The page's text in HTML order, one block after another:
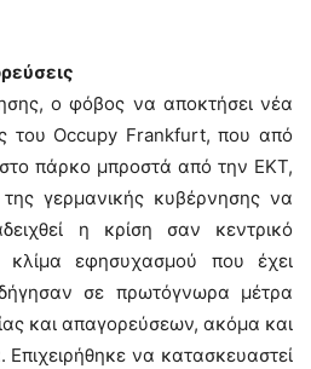
ο φόβος να αποκτήσει νέα
του Occupy Frankfurt, που από
πάρκο μπροστά από την ΕΚΤ,
γερμανικής κυβέρνησης να
η κρίση σαν κεντρικό
εφησυχασμού που έχει
σε πρωτόγνωρα μέτρα
και απαγορεύσεων, ακόμα και
Επιχειρήθηκε να κατασκευαστεί